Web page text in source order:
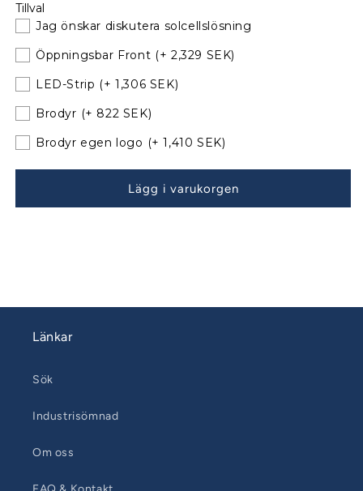
Bavaria
40
Sprayhood
Årsmodell
00-
till
befintliga
bågar
080526
40
Sprayhood
Årsmodell
00-
till
befintliga
bågar
080526
Tillval
Jag önskar diskutera solcellslösning
Öppningsbar Front (+ 2,329 SEK)
LED-Strip (+ 1,306 SEK)
Brodyr (+ 822 SEK)
Brodyr egen logo (+ 1,410 SEK)
Lägg i varukorgen
Länkar
Sök
Industrisömnad
Om oss